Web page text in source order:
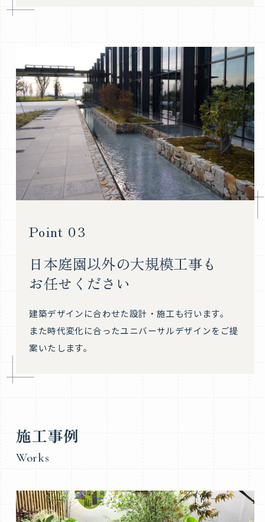
Point 03
日本庭園以外の大規模工事も
お任せください
建築デザインに合わせた設計・施工も行います。
また時代変化に合ったユニバーサルデザインをご提
案いたします。
施工事例
Works